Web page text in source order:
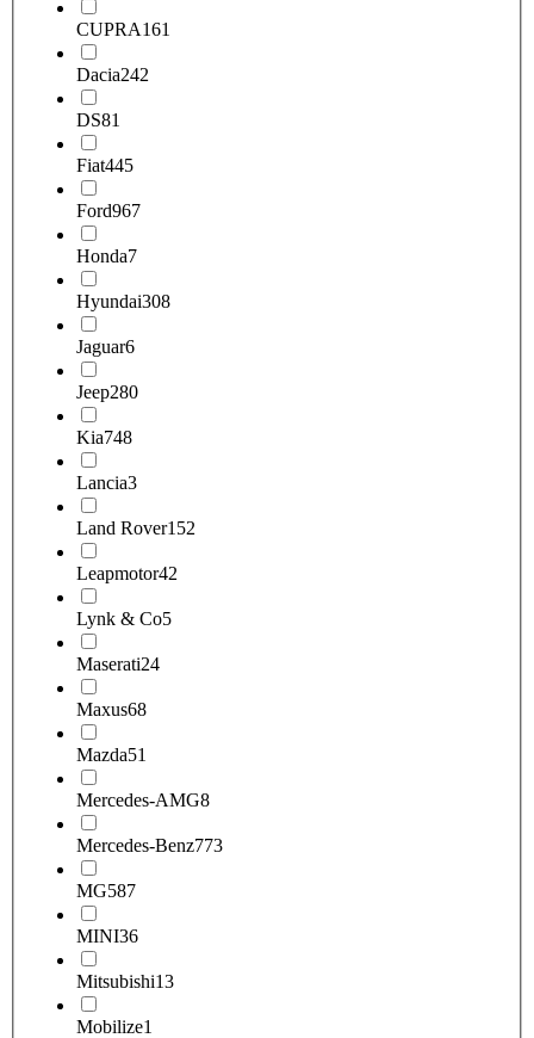
CUPRA161
Dacia242
DS81
Fiat445
Ford967
Honda7
Hyundai308
Jaguar6
Jeep280
Kia748
Lancia3
Land Rover152
Leapmotor42
Lynk & Co5
Maserati24
Maxus68
Mazda51
Mercedes-AMG8
Mercedes-Benz773
MG587
MINI36
Mitsubishi13
Mobilize1